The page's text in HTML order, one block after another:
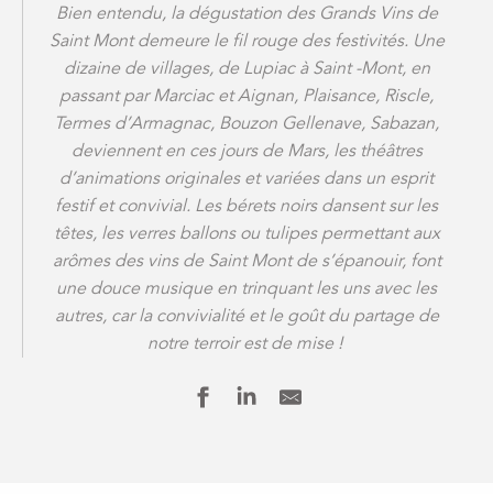
Bien entendu, la dégustation des Grands Vins de
Saint Mont demeure le fil rouge des festivités. Une
dizaine de villages, de Lupiac à Saint -Mont, en
passant par Marciac et Aignan, Plaisance, Riscle,
Termes d’Armagnac, Bouzon Gellenave, Sabazan,
deviennent en ces jours de Mars, les théâtres
d’animations originales et variées dans un esprit
festif et convivial. Les bérets noirs dansent sur les
têtes, les verres ballons ou tulipes permettant aux
arômes des vins de Saint Mont de s’épanouir, font
une douce musique en trinquant les uns avec les
autres, car la convivialité et le goût du partage de
notre terroir est de mise !